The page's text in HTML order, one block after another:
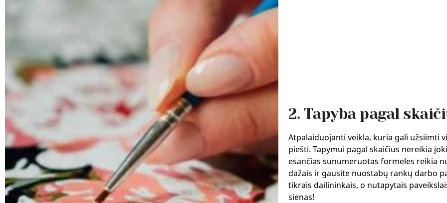
2. Tapyba pagal
Atpalaiduojanti veikla, kuria gali užsiimti
piešti. Tapymui pagal skaičius nereikia
esančias sunumeruotas formeles reikia
dažais ir gausite nuostabų rankų darbo
tikrais dailininkais, o nutapytais
sienas!